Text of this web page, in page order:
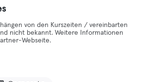
von den Kurszeiten / vereinbarten
nicht bekannt. Weitere Informationen
Webseite.